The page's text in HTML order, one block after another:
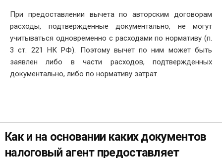
При предоставлении вычета по авторским договорам
расходы, подтвержденные документально, не могут
учитываться одновременно с расходами по нормативу (п.
3 ст. 221 НК РФ). Поэтому вычет по ним может быть
заявлен либо в части расходов, подтвержденных
документально, либо по нормативу затрат.
Как и на основании каких документов
налоговый агент предоставляет